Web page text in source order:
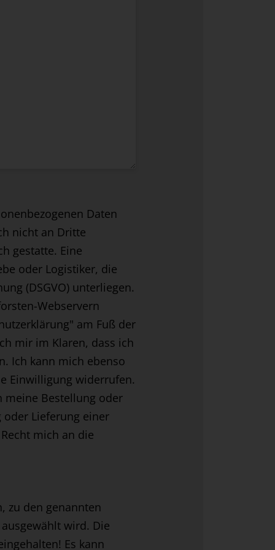
Daten
nicht an Dritte
gestatte. Eine
oder Logistiker, die
(DSGVO) unterliegen.
Webservern
am Fuß der
mir im Klaren, dass ich
Ich kann mich ebenso
Einwilligung widerrufen.
meine Bestellung oder
Lieferung einer
mich an die
zu den genannten
wird. Die
Es kann